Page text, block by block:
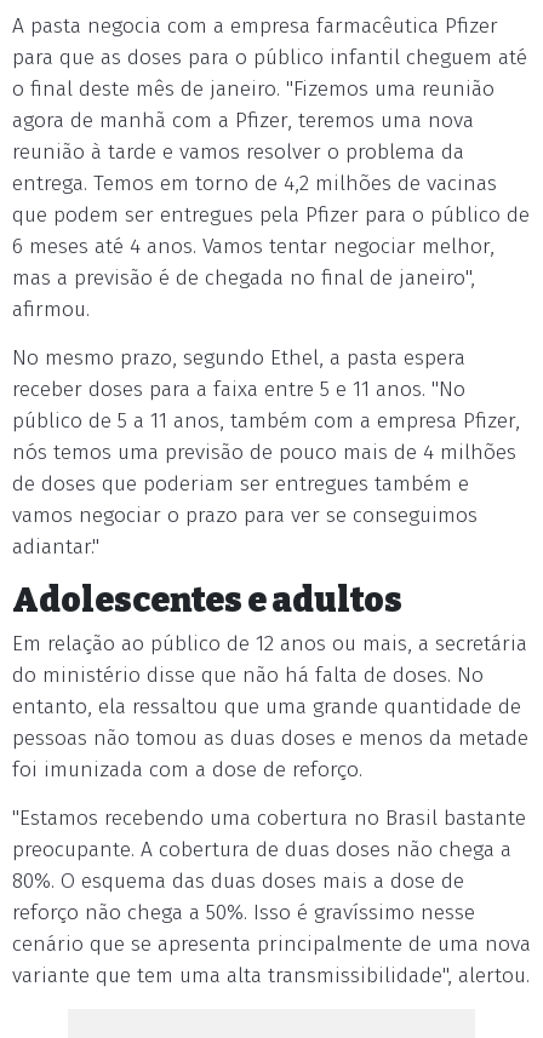
A pasta negocia com a empresa farmacêutica Pfizer
para que as doses para o público infantil cheguem até
o final deste mês de janeiro. "Fizemos uma reunião
agora de manhã com a Pfizer, teremos uma nova
reunião à tarde e vamos resolver o problema da
entrega. Temos em torno de 4,2 milhões de vacinas
que podem ser entregues pela Pfizer para o público de
6 meses até 4 anos. Vamos tentar negociar melhor,
mas a previsão é de chegada no final de janeiro",
afirmou.
No mesmo prazo, segundo Ethel, a pasta espera
receber doses para a faixa entre 5 e 11 anos. "No
público de 5 a 11 anos, também com a empresa Pfizer,
nós temos uma previsão de pouco mais de 4 milhões
de doses que poderiam ser entregues também e
vamos negociar o prazo para ver se conseguimos
adiantar."
Adolescentes e adultos
Em relação ao público de 12 anos ou mais, a secretária
do ministério disse que não há falta de doses. No
entanto, ela ressaltou que uma grande quantidade de
pessoas não tomou as duas doses e menos da metade
foi imunizada com a dose de reforço.
"Estamos recebendo uma cobertura no Brasil bastante
preocupante. A cobertura de duas doses não chega a
80%. O esquema das duas doses mais a dose de
reforço não chega a 50%. Isso é gravíssimo nesse
cenário que se apresenta principalmente de uma nova
variante que tem uma alta transmissibilidade", alertou.